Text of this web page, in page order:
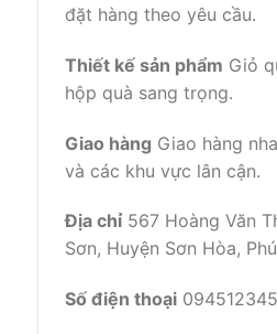
đặt hàng theo yêu cầu.
Thiết kế sản phẩm Giỏ
hộp quà sang trọng.
Giao hàng Giao hàng
và các khu vực lân cận.
Địa chỉ 567 Hoàng Văn
Sơn, Huyện Sơn Hòa,
Số điện thoại